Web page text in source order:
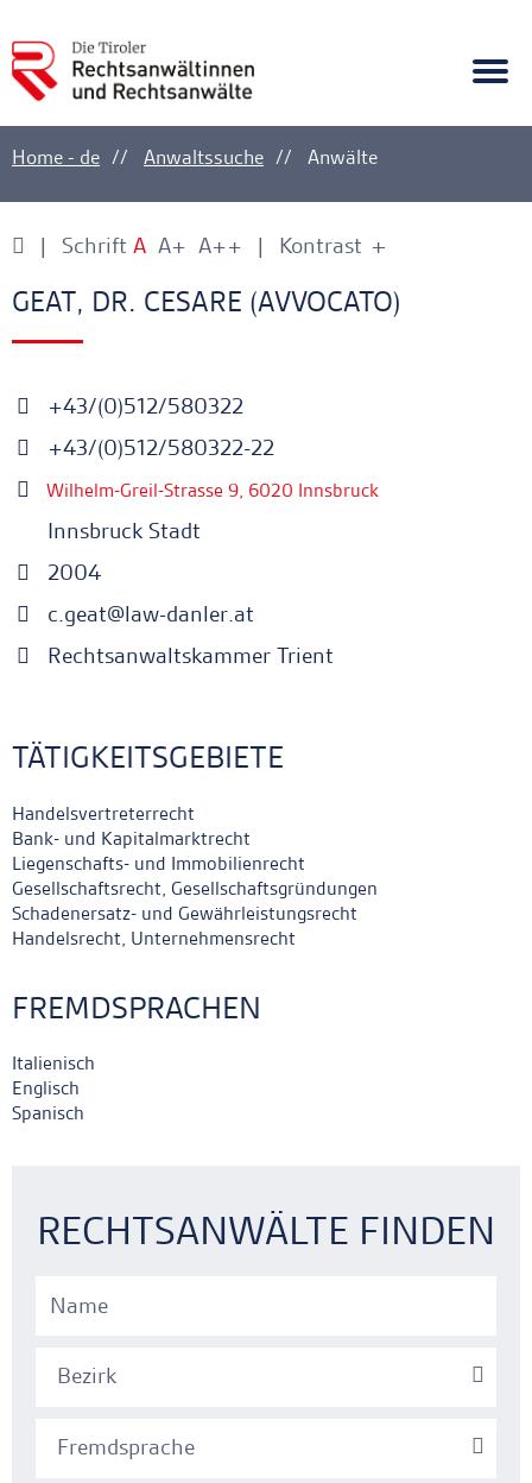
Ankerlink
Home - de Anwaltssuche Anwälte
Schrift A A+ A++ Kontrast +
-
Ankerlink
GEAT, DR. CESARE (AVVOCATO)
+43/(0)512/580322
+43/(0)512/580322-22
Wilhelm-Greil-Strasse 9, 6020 Innsbruck
Innsbruck Stadt
2004
c.geat@law-danler.at
Rechtsanwaltskammer Trient
TÄTIGKEITSGEBIETE
Handelsvertreterrecht
Bank- und Kapitalmarktrecht
Liegenschafts- und Immobilienrecht
Gesellschaftsrecht, Gesellschaftsgründungen
Schadenersatz- und Gewährleistungsrecht
Handelsrecht, Unternehmensrecht
FREMDSPRACHEN
Italienisch
Englisch
Spanisch
RECHTSANWÄLTE FINDEN
Bezirk
Fremdsprache